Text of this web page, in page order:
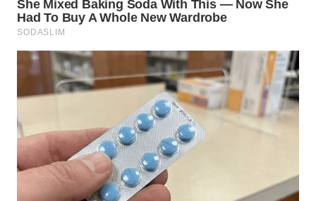
LANGKAT
TAPANULI
SELATAN
TANJUNG
LESUNG
WN
KARO